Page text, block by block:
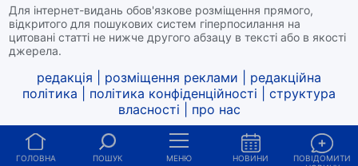
Для інтернет-видань обов'язкове розміщення прямого,
відкритого для пошукових систем гіперпосилання на
цитовані статті не нижче другого абзацу в тексті або в якості
джерела.
редакція розміщення реклами
редакційна
політика
політика конфіденційності
структура
власності
про нас
ГОЛОВНА ПОШУК МЕНЮ НОВИНИ
ПОВІДОМИТИ